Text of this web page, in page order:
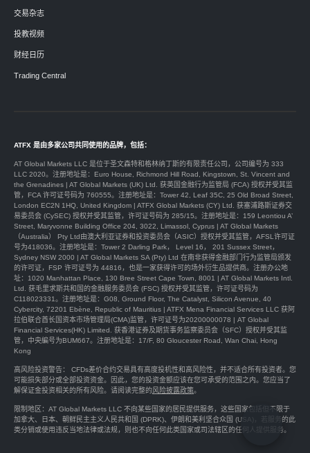
交易杂志
投教视频
财经日历
Trading Central
ATFX 是由多家公司共同使用的品牌，包括：
AT Global Markets LLC 是位于圣文森特和格林纳丁斯的有限责任公司，公司编号为 333
LLC 2020。注册地址是：Euro House, Richmond Hill Road, Kingstown, St. Vincent and
the Grenadines | AT Global Markets (UK) Ltd. 获英国金融行为监管局 (FCA) 授权并受其监
管，FCA 许可证号码为 760555。注册地址是：Tower 42, Leaf 35C, 25 Old Broad Street,
London EC2N 1HQ, United Kingdom | ATFX Global Markets (CY) Ltd. 获塞浦路斯证券交
易委员会 (CySEC) 授权并受其监管，许可证号码为 285/15。注册地址是：159 Leontiou A’
Street, Maryvonne Building Office 204, 3022, Limassol, Cyprus | AT Global Markets
（Australia） Pty Ltd由澳大利亚证券和投资委员会（ASIC）授权并受其监管，AFSL许可证
号为418036。注册地址是：Tower 2 Darling Park， Level 16， 201 Sussex Street，
Sydney NSW 2000 | AT Global Markets SA (Pty) Ltd 在南非获得金融部门行为监管局颁发
的许可证，FSP 许可证号为 44816，也是一家获得许可的场外衍生品提供商。注册办公地
址：1020 Manhattan Place, 130 Bree Street Cape Town, 8001 | AT Global Markets Intl.
Ltd. 获毛里求斯共和国的金融服务委员会 (FSC) 授权并受其监管，许可证号码为
C118023331。注册地址是：G08, Ground Floor, The Catalyst, Silicon Avenue, 40
Cybercity, 72201 Ebène, Republic of Mauritius | ATFX Mena Financial Services LLC 获阿
拉伯联合酋长国资本市场管理局(CMA)监管，许可证号为20200000078 | AT Global
Financial Services(HK) Limited. 获香港证券及期货事务监察委员会（SFC）授权并受其监
管，中央編号为BUM667。注册地址是：17/F, 80 Gloucester Road, Wan Chai, Hong
Kong
高风险投资警告： CFDs差价合约交易具有高度投机性和高风险性，并不适合所有投资者。您
可能损失部分或全部投资资金。因此，您的投资金额应该在您可承受的范围之内。您应当了
解保证金投资相关的所有风险。请阅读完整的风险披露政策。
限制地区：AT Global Markets LLC 不向某些国家的居民提供服务，这些国家包括但不限于
加拿大、日本、朝鲜民主主义人民共和国 (DPRK)、伊朗和美利坚合众国 (USA)，若服务的此
类分销或使用违反当地法律或法规，则也不向任何此类国家或司法辖区的任何人提供服务。